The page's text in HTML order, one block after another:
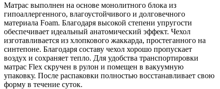
Матрас выполнен на основе монолитного блока из
гипоаллергенного, влагоустойчивого и долговечного
материала Foam. Благодаря высокой степени упругости
обеспечивает идеальный анатомический эффект. Чехол
изготавливается из хлопкового жаккарда, простеганного на
синтепоне. Благодаря составу чехол хорошо пропускает
воздух и сохраняет тепло. Для удобства транспортировки
матрас Flex скручен в рулон и помещен в вакуумную
упаковку. После распаковки полностью восстанавливает свою
форму в течение суток.